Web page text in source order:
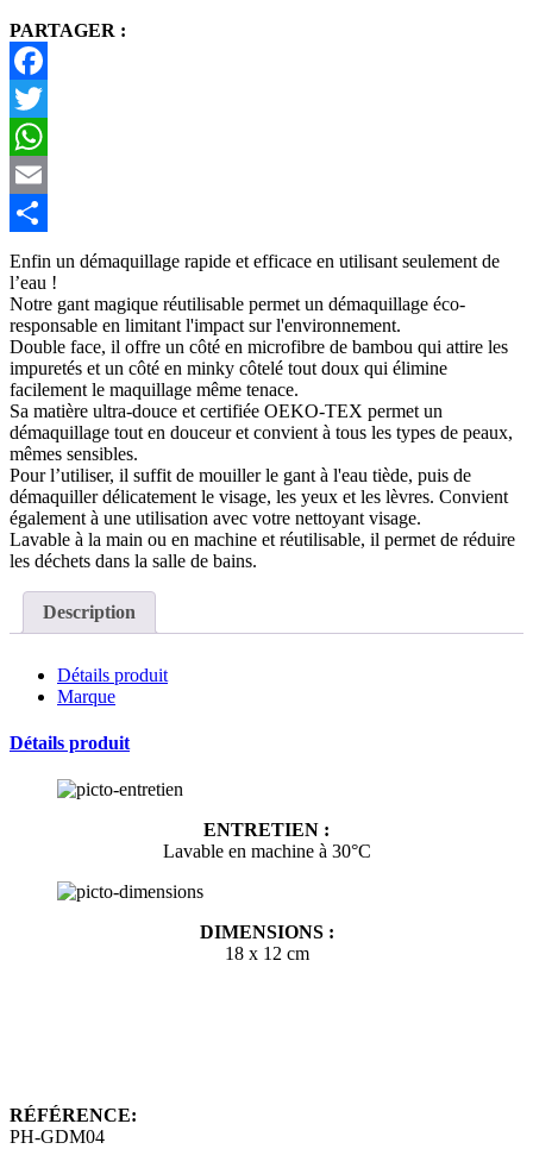
PARTAGER :
Facebook
Twitter
WhatsApp
Email
Partager
Enfin un démaquillage rapide et efficace en utilisant seulement de
l’eau !
Notre gant magique réutilisable permet un démaquillage éco-
responsable en limitant l'impact sur l'environnement.
Double face, il offre un côté en microfibre de bambou qui attire les
impuretés et un côté en minky côtelé tout doux qui élimine
facilement le maquillage même tenace.
Sa matière ultra-douce et certifiée OEKO-TEX permet un
démaquillage tout en douceur et convient à tous les types de peaux,
mêmes sensibles.
Pour l’utiliser, il suffit de mouiller le gant à l'eau tiède, puis de
démaquiller délicatement le visage, les yeux et les lèvres. Convient
également à une utilisation avec votre nettoyant visage.
Lavable à la main ou en machine et réutilisable, il permet de réduire
les déchets dans la salle de bains.
Description
Détails produit
Marque
Détails produit
ENTRETIEN :
Lavable en machine à 30°C
DIMENSIONS :
18 x 12 cm
RÉFÉRENCE:
PH-GDM04